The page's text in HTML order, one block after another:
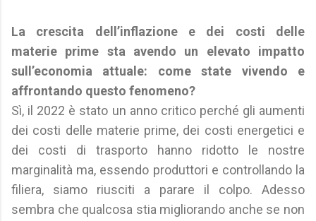
La crescita dell’inflazione e dei costi delle
materie prime sta avendo un elevato impatto
sull’economia attuale: come state vivendo e
affrontando questo fenomeno?
Sì, il 2022 è stato un anno critico perché gli aumenti
dei costi delle materie prime, dei costi energetici e
dei costi di trasporto hanno ridotto le nostre
marginalità ma, essendo produttori e controllando la
filiera, siamo riusciti a parare il colpo. Adesso
sembra che qualcosa stia migliorando anche se non